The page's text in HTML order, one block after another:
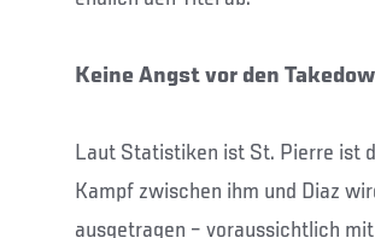
Keine Angst vor den
Laut Statistiken ist St. Pierre ist
Kampf zwischen ihm und Diaz
ausgetragen – voraussichtlich